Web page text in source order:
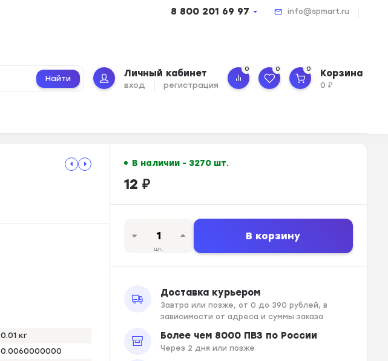
8 800 201 69 97 info@spmart.ru
Найти Личный кабинет
вход регистрация
0 0 0 Корзина
0₽
0.01 кг
0.0060000000
В наличии - 3270 шт.
12 ₽
шт.
В корзину
Доставка курьером
Завтра или позже, от 0 до 390 рублей, в
зависимости от адреса и суммы заказа
Более чем 8000 ПВЗ по России
Через 2 дня или позже